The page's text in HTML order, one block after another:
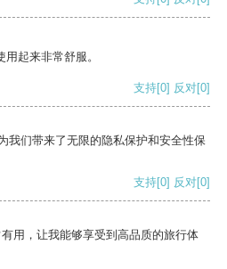
起来非常舒服。
支持[0] 反对[0]
我们带来了无限的隐私保护和安全性保
支持[0] 反对[0]
用，让我能够享受到高品质的旅行体